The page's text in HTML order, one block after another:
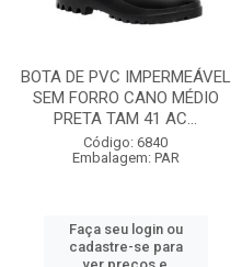
BOTA DE PVC IMPERMEÁVEL
SEM FORRO CANO MÉDIO
PRETA TAM 41 AC...
Código: 6840
Embalagem: PAR
Faça seu login ou
cadastre-se para